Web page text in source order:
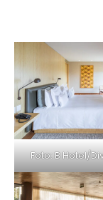
Foto: B Hotel/